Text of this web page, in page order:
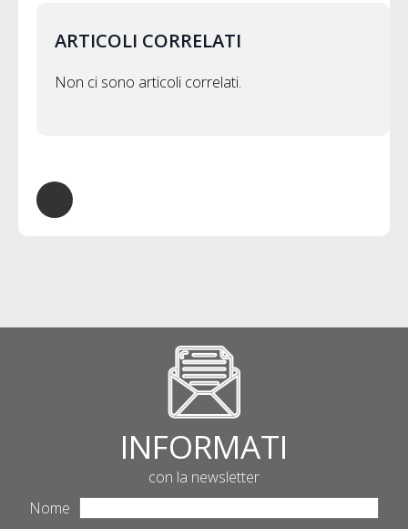
ARTICOLI CORRELATI
Non ci sono articoli correlati.
INFORMATI
con la newsletter
Nome